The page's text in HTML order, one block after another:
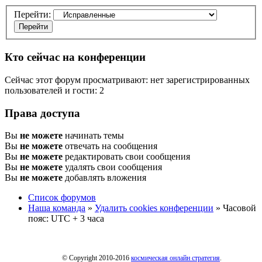
Перейти:
Кто сейчас на конференции
Сейчас этот форум просматривают: нет зарегистрированных
пользователей и гости: 2
Права доступа
Вы не можете начинать темы
Вы не можете отвечать на сообщения
Вы не можете редактировать свои сообщения
Вы не можете удалять свои сообщения
Вы не можете добавлять вложения
Список форумов
Наша команда » Удалить cookies конференции » Часовой
пояс: UTC + 3 часа
© Copyright 2010-2016 космическая онлайн стратегия.